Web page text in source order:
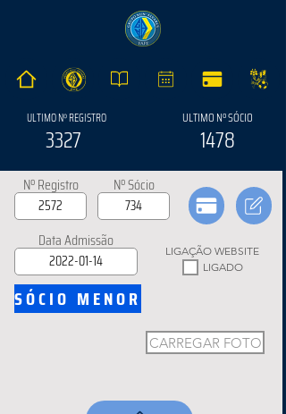
ULTIMO Nº REGISTRO
3327
ULTIMO Nº SÓCIO
1478
Nº Registro Nº Sócio
Data Admissão
LIGAÇÃO WEBSITE
LIGADO
SÓCIO MENOR
CARREGAR FOTO